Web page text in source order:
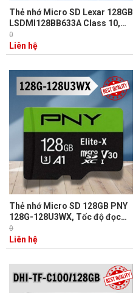
Thẻ nhớ Micro SD Lexar 128GB
LSDMI128BB633A Class 10,
Tốc độ đọc 100 MB/s, Ghi 45
MB/s.
0
Liên hệ
Thẻ nhớ Micro SD 128GB PNY
128G-128U3WX, Tốc độ đọc
100MB/s, Tốc độ ghi 60MB/s
0
Liên hệ